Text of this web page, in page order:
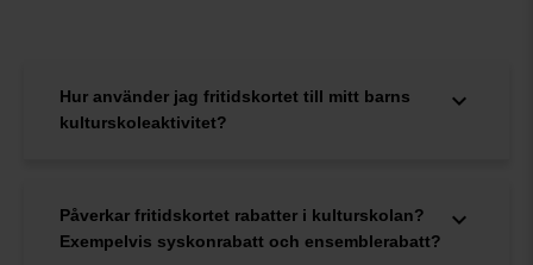
Hur använder jag fritidskortet till mitt barns
kulturskoleaktivitet?
Påverkar fritidskortet rabatter i kulturskolan?
Exempelvis syskonrabatt och ensemblerabatt?